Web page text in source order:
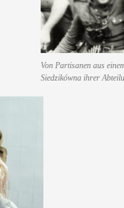
Von Partisanen aus
Siedzikówna ihrer